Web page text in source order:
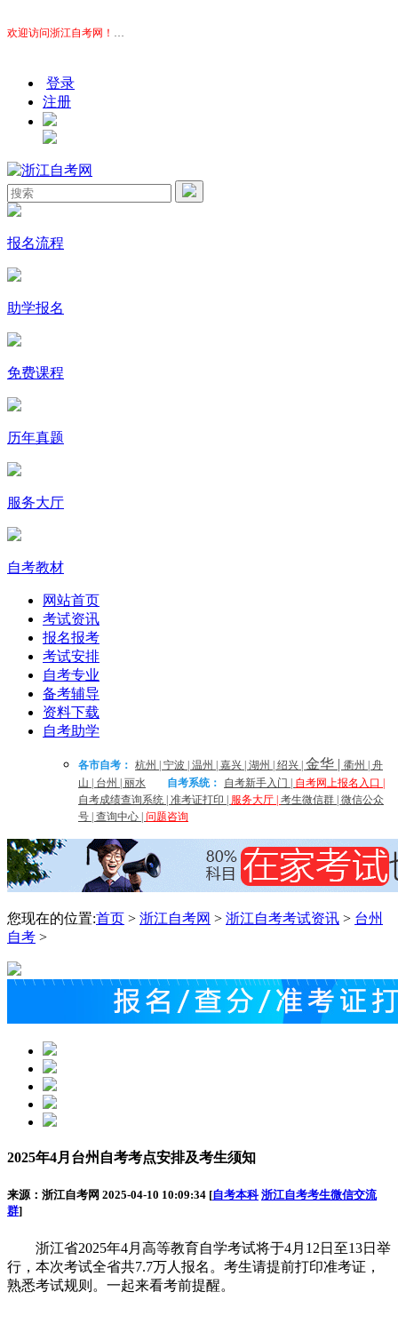
欢迎访问浙江自考网！
本站为考生提供浙江自考信息服务，网站信息供学习交流使
登录
注册
报名流程
助学报名
免费课程
历年真题
服务大厅
自考教材
网站首页
考试资讯
报名报考
考试安排
自考专业
备考辅导
资料下载
自考助学
各市自考： 杭州 宁波 温州 嘉兴 湖州 绍兴 金华 | 衢州
舟
山
台州 丽水 自考系统： 自考新手入门 自考网上报名入口
自考成绩查询系统 准考证打印 服务大厅 考生微信群 微信公众
号 查询中心 问题咨询
您现在的位置:首页 > 浙江自考网 > 浙江自考考试资讯 > 台州
自考 >
2025年4月台州自考考点安排及考生须知
来源：浙江自考网 2025-04-10 10:09:34 [自考本科 浙江自考考生微信交流
群]
浙江省2025年4月高等教育自学考试将于4月12日至13日举
行，本次考试全省共7.7万人报名。考生请提前打印准考证，
熟悉考试规则。一起来看考前提醒。